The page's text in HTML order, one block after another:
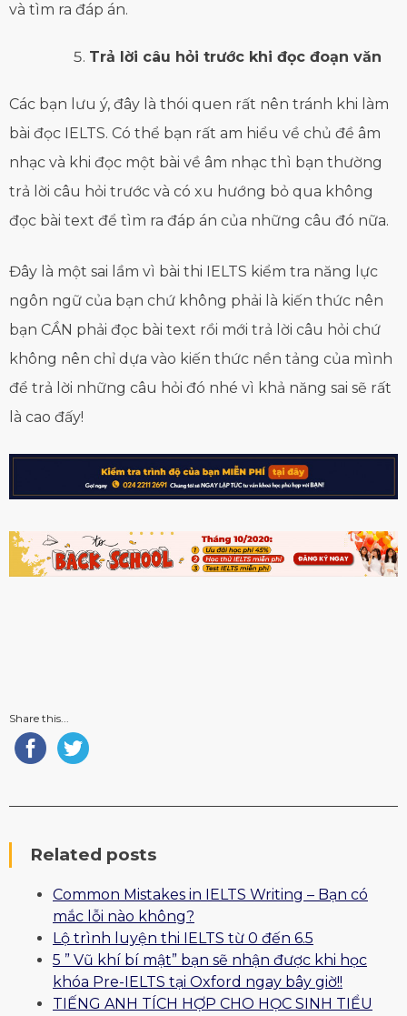
và tìm ra đáp án.
Trả lời câu hỏi trước khi đọc đoạn văn
Các bạn lưu ý, đây là thói quen rất nên tránh khi làm
bài đọc IELTS. Có thể bạn rất am hiểu về chủ đề âm
nhạc và khi đọc một bài về âm nhạc thì bạn thường
trả lời câu hỏi trước và có xu hướng bỏ qua không
đọc bài text để tìm ra đáp án của những câu đó nữa.
Đây là một sai lầm vì bài thi IELTS kiểm tra năng lực
ngôn ngữ của bạn chứ không phải là kiến thức nên
bạn CẦN phải đọc bài text rồi mới trả lời câu hỏi chứ
không nên chỉ dựa vào kiến thức nền tảng của mình
để trả lời những câu hỏi đó nhé vì khả năng sai sẽ rất
là cao đấy!
Share this...
Related posts
Common Mistakes in IELTS Writing – Bạn có
mắc lỗi nào không?
Lộ trình luyện thi IELTS từ 0 đến 6.5
5 ” Vũ khí bí mật” bạn sẽ nhận được khi học
khóa Pre-IELTS tại Oxford ngay bây giờ!!
TIẾNG ANH TÍCH HỢP CHO HỌC SINH TIỂU